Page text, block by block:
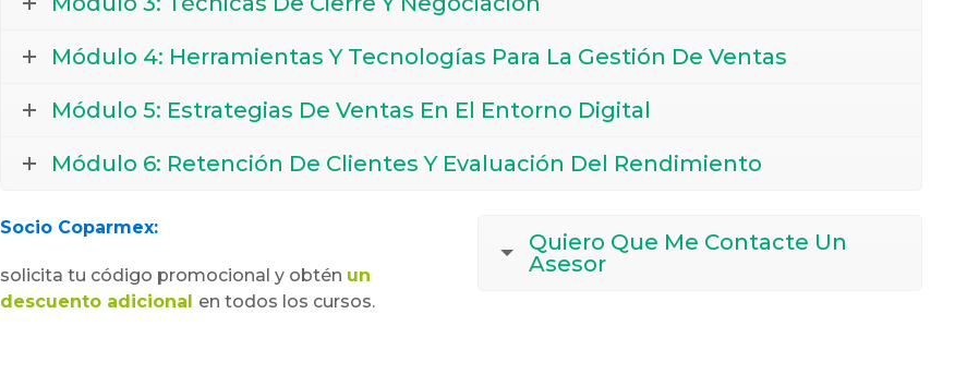
Módulo 4: Herramientas Y Tecnologías Para La Gestión De Ventas
Módulo 5: Estrategias De Ventas En El Entorno Digital
Módulo 6: Retención De Clientes Y Evaluación Del Rendimiento
Socio Coparmex:
solicita tu código promocional y obtén un
descuento adicional en todos los cursos.
Quiero Que Me Contacte Un
Asesor